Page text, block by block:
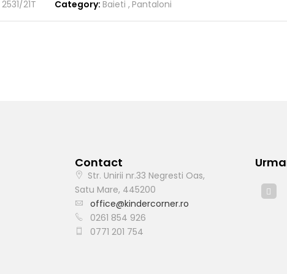
2531/21T Category: Baieti Pantaloni
Contact
Str. Unirii nr.33 Negresti Oas,
Satu Mare, 445200
office@kindercorner.ro
0261 854 926
0771 201 754